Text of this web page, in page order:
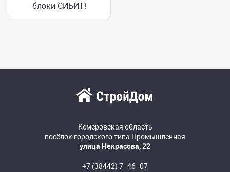
блоки СИБИТ!
Кемеровская область
посёлок городского типа Промышленная
улица Некрасова, 22
+7 (38442) 7‒46‒07